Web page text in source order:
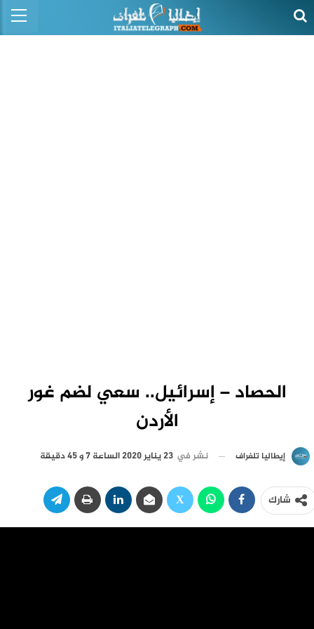
الحصاد – إسرائيل.. سعي لضم غور
الأردن
إيطاليا تلغراف نشر في 23 يناير 2020 الساعة 7 و 45 دقيقة
شارك